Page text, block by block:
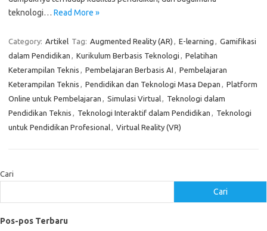
teknologi… Read More »
Category: Artikel Tag: Augmented Reality (AR) , E-learning , Gamifikasi
dalam Pendidikan , Kurikulum Berbasis Teknologi , Pelatihan
Keterampilan Teknis , Pembelajaran Berbasis AI , Pembelajaran
Keterampilan Teknis , Pendidikan dan Teknologi Masa Depan , Platform
Online untuk Pembelajaran , Simulasi Virtual, Teknologi dalam
Pendidikan Teknis , Teknologi Interaktif dalam Pendidikan , Teknologi
untuk Pendidikan Profesional, Virtual Reality (VR)
Cari
Cari
Pos-pos Terbaru